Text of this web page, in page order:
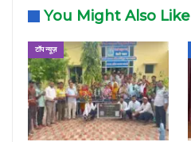
You Might Also Like
टॉप न्यूज़